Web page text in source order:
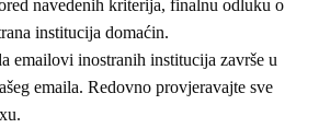
navedenih kriterija, finalnu odluku o
institucija domaćin.
emailovi inostranih institucija završe u
emaila. Redovno provjeravajte sve